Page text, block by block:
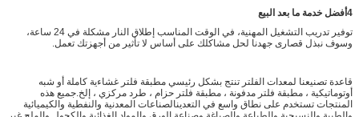
4أفضل خدمة ما بعد البيع
توفير تدريب التشغيل المهنية، في الوقت المناسب إطلاق النار مشكلة في 24 ساعة،
وسوف نبذل قصارى جهدنا لحل مشاكلك على أساس لا تأثير من أجهزتك تعمل.
قاعدة تصنيعنا لمعدات الفلتر تنتج بشكل رئيسي مطبقة فلتر غشاءية كاملة أو شبه
أوتوماتيكية ، مطبقة فلتر مدفونة ، مطبقة فلتر حزام ، طرد مركزي ، إلخ.جميع هذه
المنتجات تستخدم على نطاق واسع في التعدينالصناعات المعدنية والنفطية والكيميائية